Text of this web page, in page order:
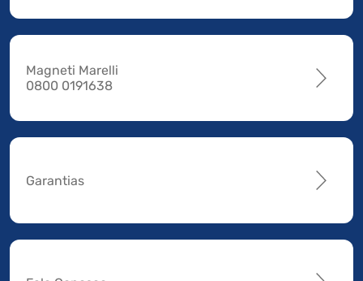
Magneti Marelli
0800 0191638
Garantias